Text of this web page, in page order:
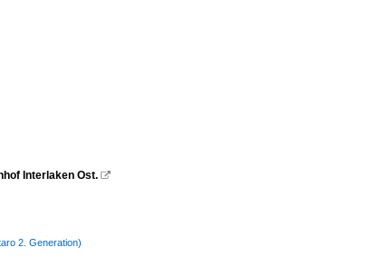
Interlaken Ost. 
2. Generation)